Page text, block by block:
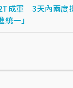
成軍 3天內兩度
一」